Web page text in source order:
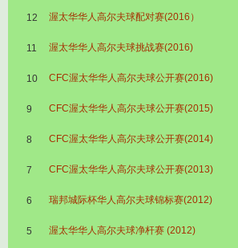
12 渥太华华人高尔夫球配对赛(2016）
11 渥太华华人高尔夫球挑战赛(2016)
10 CFC渥太华华人高尔夫球公开赛(2016)
9 CFC渥太华华人高尔夫球公开赛(2015)
8 CFC渥太华华人高尔夫球公开赛(2014)
7 CFC渥太华华人高尔夫球公开赛(2013)
6 瑞邦城际杯华人高尔夫球锦标赛(2012)
5 渥太华华人高尔夫球净杆赛 (2012)